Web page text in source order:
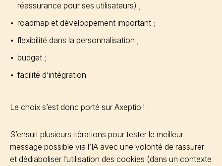
réassurance pour ses utilisateurs) ;
roadmap et développement important ;
flexibilité dans la personnalisation ;
budget ;
facilité d’intégration.
Le choix s’est donc porté sur Axeptio !
S’ensuit plusieurs itérations pour tester le meilleur
message possible via l’IA avec une volonté de rassurer
et dédiaboliser l’utilisation des cookies (dans un contexte